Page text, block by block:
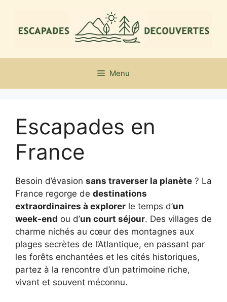
contenu
Menu
Escapades en
France
Besoin d’évasion sans traverser la planète ? La
France regorge de destinations
extraordinaires à explorer le temps d’un
week-end ou d’un court séjour. Des villages de
charme nichés au cœur des montagnes aux
plages secrètes de l’Atlantique, en passant par
les forêts enchantées et les cités historiques,
partez à la rencontre d’un patrimoine riche,
vivant et souvent méconnu.